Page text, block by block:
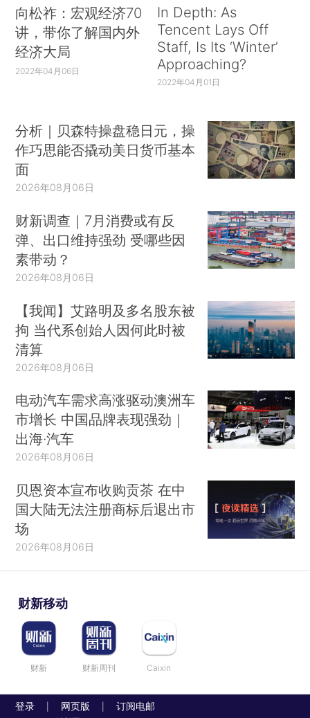
向松祚：宏观经济70
讲，带你了解国内外
经济大局
2022年04月06日
In Depth: As
Tencent Lays Off
Staff, Is Its ‘Winter’
Approaching?
2022年04月01日
分析｜贝森特操盘稳日元，操
作巧思能否撬动美日货币基本
面
2026年08月06日
财新调查｜7月消费或有反
弹、出口维持强劲 受哪些因
素带动？
2026年08月06日
【我闻】艾路明及多名股东被
拘 当代系创始人因何此时被
清算
2026年08月06日
电动汽车需求高涨驱动澳洲车
市增长 中国品牌表现强劲｜
出海·汽车
2026年08月06日
贝恩资本宣布收购贡茶 在中
国大陆无法注册商标后退出市
场
2026年08月06日
财新移动
财新 财新周刊 Caixin
登录 网页版 订阅电邮